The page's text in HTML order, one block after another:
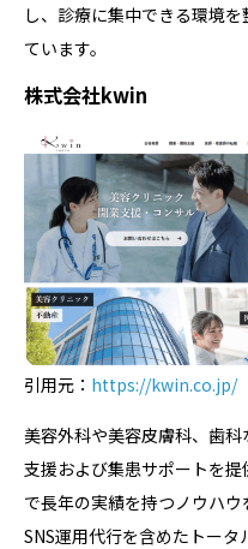
し、診療に集中できる環境
ています。
株式会社kwin
引用元： https://kwin.co.jp/
美容外科や美容皮膚科、歯
支援および集患サポートを
で長年の実績を持つノウハ
SNS運用代行を含めたトー